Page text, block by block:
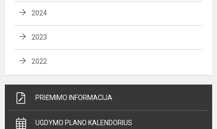
2024
2023
2022
PRIĖMIMO INFORMACIJA
UGDYMO PLANO KALENDORIUS